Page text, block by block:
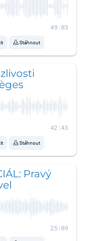
49:03
Stáhnout
42:43
Stáhnout
Pravý
25:09